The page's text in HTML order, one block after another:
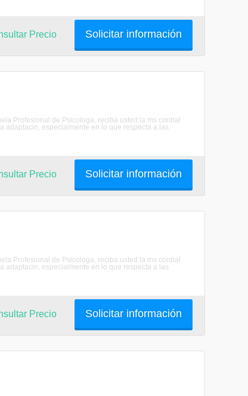
Solicitar información
Precio
Profesional de Psicologa, reciba usted la ms cordial
adaptacin, especialmente en lo que respecta a las
Solicitar información
Precio
Profesional de Psicologa, reciba usted la ms cordial
adaptacin, especialmente en lo que respecta a las
Solicitar información
Precio